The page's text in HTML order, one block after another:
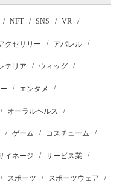
NFT SNS VR
クセサリー アパレル
テリア ウィッグ
エンタメ
オーラルヘルス
ゲーム コスチューム
イネージ サービス業
スポーツ スポーツウェア